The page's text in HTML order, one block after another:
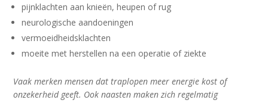
pijnklachten aan knieën, heupen of rug
neurologische aandoeningen
vermoeidheidsklachten
moeite met herstellen na een operatie of ziekte
Vaak merken mensen dat traplopen meer energie kost of
onzekerheid geeft. Ook naasten maken zich regelmatig